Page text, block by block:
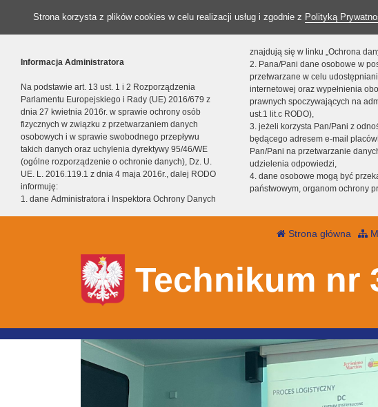
Strona korzysta z plików cookies w celu realizacji usług i zgodnie z Polityką
Informacja Administratora
Na podstawie art. 13 ust. 1 i 2 Rozporządzenia
Parlamentu Europejskiego i Rady (UE) 2016/679 z
dnia 27 kwietnia 2016r. w sprawie ochrony osób
fizycznych w związku z przetwarzaniem danych
osobowych i w sprawie swobodnego przepływu
takich danych oraz uchylenia dyrektywy 95/46/WE
(ogólne rozporządzenie o ochronie danych), Dz. U.
UE. L. 2016.119.1 z dnia 4 maja 2016r., dalej RODO
informuję:
1. dane Administratora i Inspektora Ochrony Danych
znajdują się w linku „Ochrona
2. Pana/Pani dane osobowe w
przetwarzane w celu
internetowej oraz wypełnienia
prawnych spoczywających na
ust.1 lit.c RODO),
3. jeżeli korzysta Pan/Pani z
będącego adresem e-mail
Pan/Pani na przetwarzanie
udzielenia odpowiedzi,
4. dane osobowe mogą być
państwowym, organom ochrony
Strona główna
Technikum nr